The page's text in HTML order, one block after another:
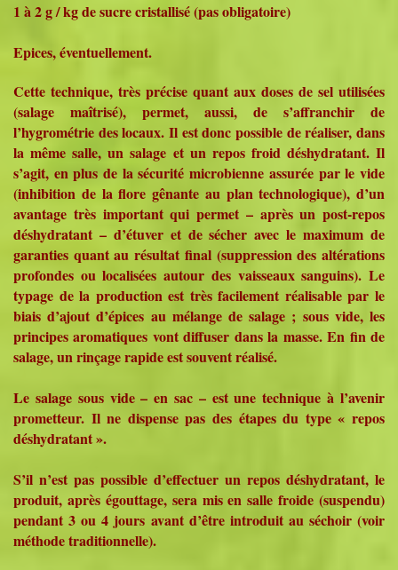
1 à 2 g / kg de sucre cristallisé (pas obligatoire)
Epices, éventuellement.
Cette technique, très précise quant aux doses de sel utilisées
(salage maîtrisé), permet, aussi, de s’affranchir de
l’hygrométrie des locaux. Il est donc possible de réaliser, dans
la même salle, un salage et un repos froid déshydratant. Il
s’agit, en plus de la sécurité microbienne assurée par le vide
(inhibition de la flore gênante au plan technologique), d’un
avantage très important qui permet – après un post-repos
déshydratant – d’étuver et de sécher avec le maximum de
garanties quant au résultat final (suppression des altérations
profondes ou localisées autour des vaisseaux sanguins). Le
typage de la production est très facilement réalisable par le
biais d’ajout d’épices au mélange de salage ; sous vide, les
principes aromatiques vont diffuser dans la masse. En fin de
salage, un rinçage rapide est souvent réalisé.
Le salage sous vide – en sac – est une technique à l’avenir
prometteur. Il ne dispense pas des étapes du type « repos
déshydratant ».
S’il n’est pas possible d’effectuer un repos déshydratant, le
produit, après égouttage, sera mis en salle froide (suspendu)
pendant 3 ou 4 jours avant d’être introduit au séchoir (voir
méthode traditionnelle).